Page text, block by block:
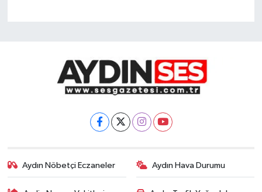
Aydın Nöbetçi Eczaneler Aydın Hava Durumu